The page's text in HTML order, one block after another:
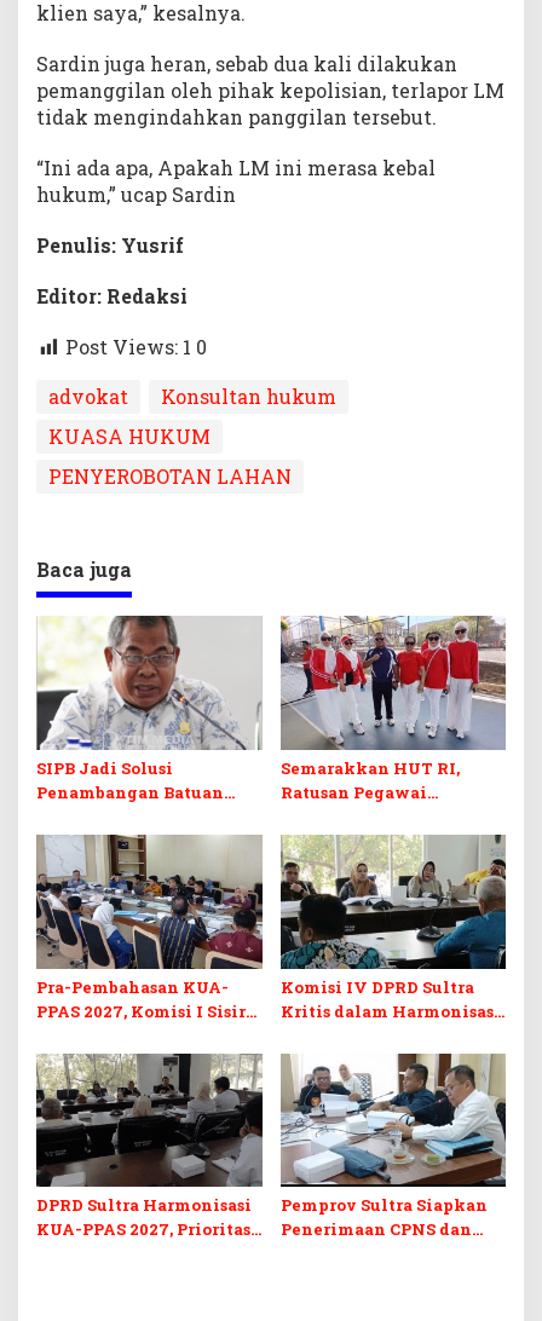
klien saya,” kesalnya.
Sardin juga heran, sebab dua kali dilakukan
pemanggilan oleh pihak kepolisian, terlapor LM
tidak mengindahkan panggilan tersebut.
“Ini ada apa, Apakah LM ini merasa kebal
hukum,” ucap Sardin
Penulis: Yusrif
Editor: Redaksi
Post Views: 1 0
advokat
Konsultan hukum
KUASA HUKUM
PENYEROBOTAN LAHAN
Baca juga
SIPB Jadi Solusi
Penambangan Batuan
di Sultra
Semarakkan HUT RI,
Ratusan Pegawai
Ikuti Lomba Bola Gotong
Pra-Pembahasan KUA-
PPAS 2027, Komisi I Sisir
Berkelanjutan
Komisi IV DPRD Sultra
Kritis dalam Harmonisasi
Perubahan APBD 2026
DPRD Sultra Harmonisasi
KUA-PPAS 2027, Prioritas
Pemprov Sultra Siapkan
Penerimaan CPNS dan